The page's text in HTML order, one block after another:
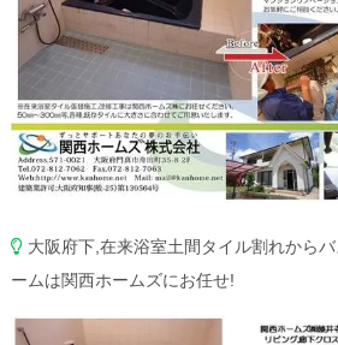
大阪府下,在来浴室土間タイル割れから
ームは関西ホームズにお任せ!